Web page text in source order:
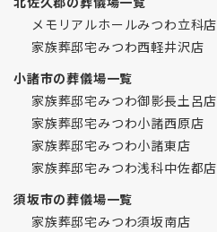
メモリアルホールみつわ立科店
家族葬邸宅みつわ西軽井沢店
小諸市の葬儀場一覧
家族葬邸宅みつわ御影長土呂店
家族葬邸宅みつわ小諸西原店
家族葬邸宅みつわ小諸東店
家族葬邸宅みつわ浅科中佐都店
須坂市の葬儀場一覧
家族葬邸宅みつわ須坂南店